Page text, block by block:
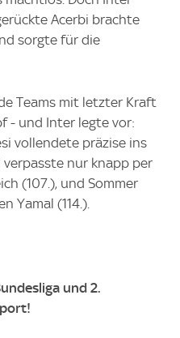
Acerbi brachte
sorgte für die
Teams mit letzter Kraft
- und Inter legte vor:
vollendete präzise ins
verpasste nur knapp per
(107.), und Sommer
Yamal (114.).
und 2.